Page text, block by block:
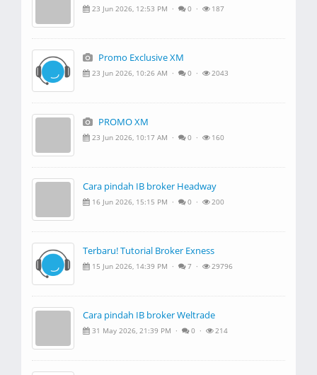
23 Jun 2026, 12:53 PM · 0 · 187
Promo Exclusive XM
23 Jun 2026, 10:26 AM · 0 · 2043
PROMO XM
23 Jun 2026, 10:17 AM · 0 · 160
Cara pindah IB broker Headway
16 Jun 2026, 15:15 PM · 0 · 200
Terbaru! Tutorial Broker Exness
15 Jun 2026, 14:39 PM · 7 · 29796
Cara pindah IB broker Weltrade
31 May 2026, 21:39 PM · 0 · 214